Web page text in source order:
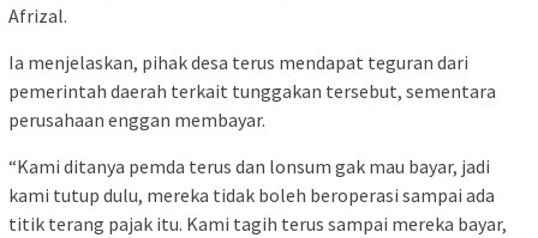
Afrizal.
Ia menjelaskan, pihak desa terus mendapat teguran dari
pemerintah daerah terkait tunggakan tersebut, sementara
perusahaan enggan membayar.
“Kami ditanya pemda terus dan lonsum gak mau bayar, jadi
kami tutup dulu, mereka tidak boleh beroperasi sampai ada
titik terang pajak itu. Kami tagih terus sampai mereka bayar,